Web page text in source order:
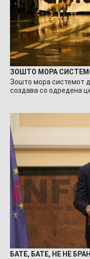
ЗОШТО МОРА
Зошто мора системот
создава со одредена
БАТЕ, БАТЕ, НЕ НЕ